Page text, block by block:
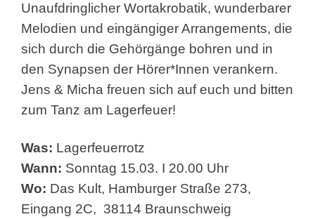
Unaufdringlicher Wortakrobatik, wunderbarer
Melodien und eingängiger Arrangements, die
sich durch die Gehörgänge bohren und in
den Synapsen der Hörer*Innen verankern.
Jens & Micha freuen sich auf euch und bitten
zum Tanz am Lagerfeuer!
Was: Lagerfeuerrotz
Wann: Sonntag 15.03. I 20.00 Uhr
Wo: Das Kult, Hamburger Straße 273,
Eingang 2C, 38114 Braunschweig